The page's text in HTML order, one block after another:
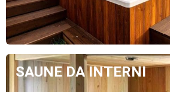
SAUNE DA INTERNI